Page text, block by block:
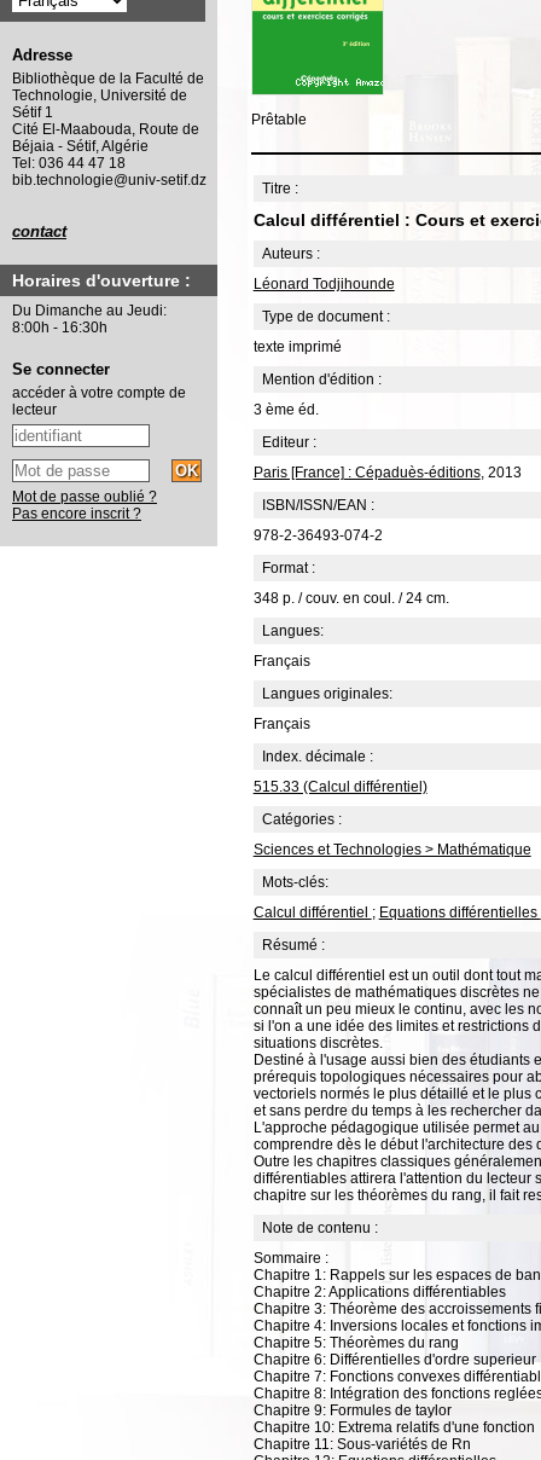
Prêtable
Titre :
Calcul différentiel : Cours et
Auteurs :
Léonard Todjihounde
Type de document :
texte imprimé
Mention d'édition :
3 ème éd.
Editeur :
Paris [France] : Cépaduès-éditions, 2013
ISBN/ISSN/EAN :
978-2-36493-074-2
Format :
348 p. / couv. en coul. / 24 cm.
Langues:
Français
Langues originales:
Français
Index. décimale :
515.33 (Calcul différentiel)
Catégories :
Sciences et Technologies > Mathématique
Mots-clés:
Calcul différentiel ; Equations différentielles
Résumé :
Le calcul différentiel est un outil dont tout
spécialistes de mathématiques discrètes
connaît un peu mieux le continu, avec les
si l'on a une idée des limites et restrictions
situations discrètes.
Destiné à l'usage aussi bien des étudiants
prérequis topologiques nécessaires pour
vectoriels normés le plus détaillé et le plus
et sans perdre du temps à les rechercher
L'approche pédagogique utilisée permet
comprendre dès le début l'architecture des
Outre les chapitres classiques
différentiables attirera l'attention du lecteur
chapitre sur les théorèmes du rang, il fait
Note de contenu :
Sommaire :
Chapitre 1: Rappels sur les espaces de
Chapitre 2: Applications différentiables
Chapitre 3: Théorème des accroissements
Chapitre 4: Inversions locales et fonctions
Chapitre 5: Théorèmes du rang
Chapitre 6: Différentielles d'ordre superieur
Chapitre 7: Fonctions convexes
Chapitre 8: Intégration des fonctions
Chapitre 9: Formules de taylor
Chapitre 10: Extrema relatifs d'une fonction
Chapitre 11: Sous-variétés de Rn
Adresse
Bibliothèque de la Faculté de
Technologie, Université de
Sétif 1
Cité El-Maabouda, Route de
Béjaia - Sétif, Algérie
Tel: 036 44 47 18
bib.technologie@univ-setif.dz
contact
Horaires d'ouverture :
Du Dimanche au Jeudi:
8:00h - 16:30h
Se connecter
accéder à votre compte de
lecteur
Mot de passe oublié ?
Pas encore inscrit ?